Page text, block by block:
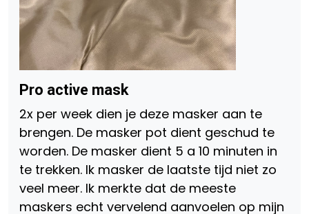
Pro active mask
2x per week dien je deze masker aan te
brengen. De masker pot dient geschud te
worden. De masker dient 5 a 10 minuten in
te trekken. Ik masker de laatste tijd niet zo
veel meer. Ik merkte dat de meeste
maskers echt vervelend aanvoelen op mijn